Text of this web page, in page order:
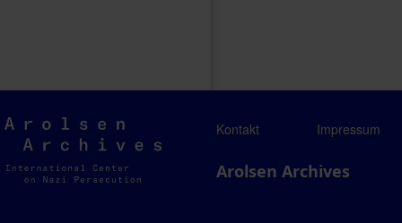
Arolsen
Archives
Kontakt Impressum
Arolsen Archives